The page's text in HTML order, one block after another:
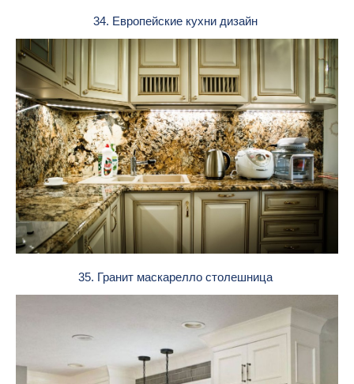
34. Европейские кухни дизайн
35. Гранит маскарелло столешница